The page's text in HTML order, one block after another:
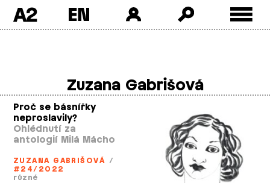
A2
Zuzana Gabrišová
Proč se básnířky
neproslavily?
Ohlédnutí za
antologií Milá Mácho
ZUZANA GABRIŠOVÁ /
#24/2022
různé